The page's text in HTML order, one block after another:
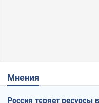
Мнения
Россия теряет ресурсы